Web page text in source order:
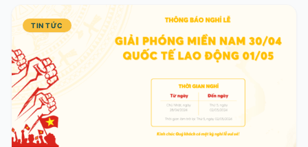
TIN TỨC